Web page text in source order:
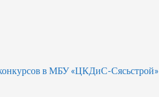
в МБУ «ЦКДиС-Сясьстрой»